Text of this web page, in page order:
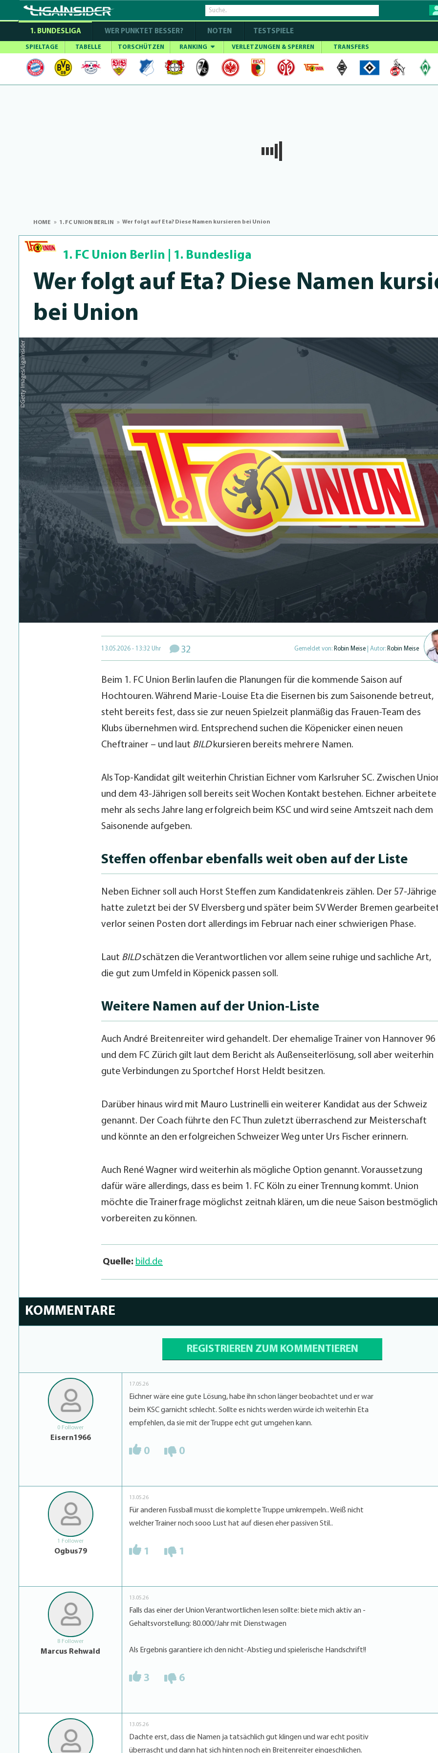
1. BUNDESLIGA WER PUNKTET BESSER? NOTEN TESTSPIELE
SPIELTAGE TABELLE TORSCHÜTZEN RANKING VERLETZUNGEN & SPERREN TRANSFERS
HOME 1. FC UNION BERLIN Wer folgt auf Eta? Diese Namen kursieren bei Union
1. FC Union Berlin 1. Bundesliga
Wer folgt auf Eta? Diese Namen
bei Union
13.05.2026 - 13:32 Uhr 32 Gemeldet von: Robin Meise | Autor: Robin Meise
Beim 1. FC Union Berlin laufen die Planungen für die kommende Saison auf
Hochtouren. Während Marie-Louise Eta die Eisernen bis zum Saisonende betreut,
steht bereits fest, dass sie zur neuen Spielzeit planmäßig das Frauen-Team des
Klubs übernehmen wird. Entsprechend suchen die Köpenicker einen neuen
Cheftrainer – und laut BILDkursieren bereits mehrere Namen.
Als Top-Kandidat gilt weiterhin Christian Eichner vom Karlsruher SC. Zwischen
und dem 43-Jährigen soll bereits seit Wochen Kontakt bestehen. Eichner arbeitete
mehr als sechs Jahre lang erfolgreich beim KSC und wird seine Amtszeit nach dem
Saisonende aufgeben.
Steffen offenbar ebenfalls weit oben auf der Liste
Neben Eichner soll auch Horst Steffen zum Kandidatenkreis zählen. Der 57-Jährige
hatte zuletzt bei der SV Elversberg und später beim SV Werder Bremen
verlor seinen Posten dort allerdings im Februar nach einer schwierigen Phase.
Laut BILDschätzen die Verantwortlichen vor allem seine ruhige und sachliche Art,
die gut zum Umfeld in Köpenick passen soll.
Weitere Namen auf der Union-Liste
Auch André Breitenreiter wird gehandelt. Der ehemalige Trainer von Hannover 96
und dem FC Zürich gilt laut dem Bericht als Außenseiterlösung, soll aber weiterhin
gute Verbindungen zu Sportchef Horst Heldt besitzen.
Darüber hinaus wird mit Mauro Lustrinelli ein weiterer Kandidat aus der Schweiz
genannt. Der Coach führte den FC Thun zuletzt überraschend zur Meisterschaft
und könnte an den erfolgreichen Schweizer Weg unter Urs Fischer erinnern.
Auch René Wagner wird weiterhin als mögliche Option genannt. Voraussetzung
dafür wäre allerdings, dass es beim 1. FC Köln zu einer Trennung kommt. Union
möchte die Trainerfrage möglichst zeitnah klären, um die neue Saison bestmöglich
vorbereiten zu können.
Quelle: bild.de
KOMMENTARE
REGISTRIEREN ZUM KOMMENTIEREN
0 Follower
Eisern1966
17.05.26
Eichner wäre eine gute Lösung, habe ihn schon länger beobachtet und er war
beim KSC garnicht schlecht. Sollte es nichts werden würde ich weiterhin Eta
empfehlen, da sie mit der Truppe echt gut umgehen kann.
0 0
1 Follower
Ogbus79
13.05.26
Für anderen Fussball musst die komplette Truppe umkrempeln.. Weiß nicht
welcher Trainer noch sooo Lust hat auf diesen eher passiven Stil..
1 1
8 Follower
Marcus Rehwald
13.05.26
Falls das einer der Union Verantwortlichen lesen sollte: biete mich aktiv an -
Gehaltsvorstellung: 80.000/Jahr mit Dienstwagen
Als Ergebnis garantiere ich den nicht-Abstieg und spielerische Handschrift!!
3 6
13.05.26
Dachte erst, dass die Namen ja tatsächlich gut klingen und war echt positiv
überrascht und dann hat sich hinten noch ein Breitenreiter eingeschlichen.